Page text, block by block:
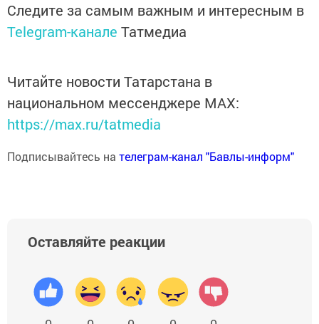
Следите за самым важным и интересным в
Telegram-канале Татмедиа
Читайте новости Татарстана в
национальном мессенджере MАХ:
https://max.ru/tatmedia
Подписывайтесь на телеграм-канал "Бавлы-информ"
Оставляйте реакции